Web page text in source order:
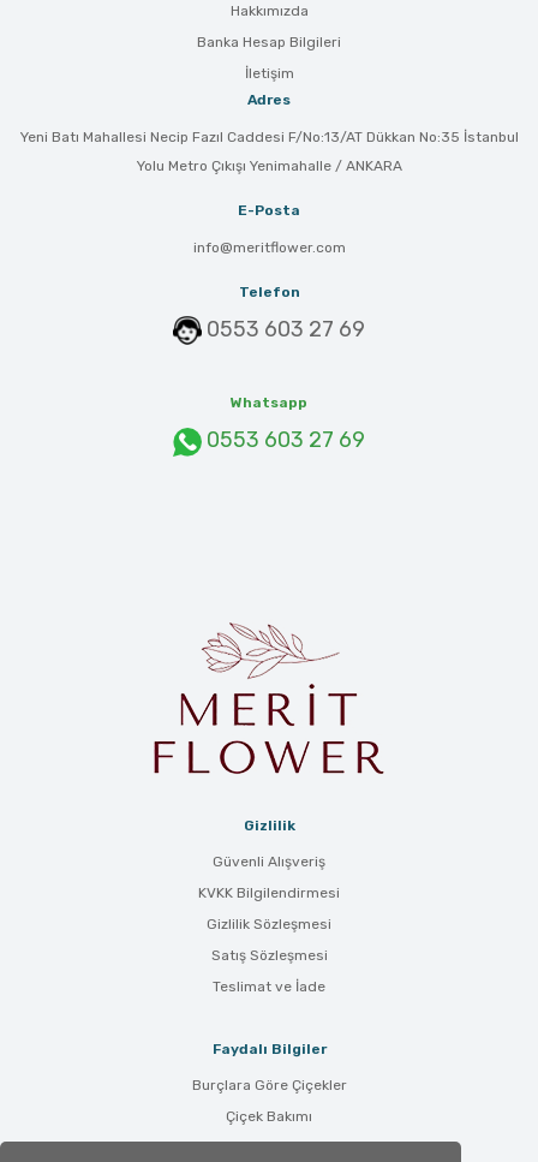
Hakkımızda
Banka Hesap Bilgileri
İletişim
Adres
Yeni Batı Mahallesi Necip Fazıl Caddesi F/No:13/AT Dükkan No:35 İstanbul
Yolu Metro Çıkışı Yenimahalle / ANKARA
E-Posta
info@meritflower.com
Telefon
0553 603 27 69
Whatsapp
0553 603 27 69
Gizlilik
Güvenli Alışveriş
KVKK Bilgilendirmesi
Gizlilik Sözleşmesi
Satış Sözleşmesi
Teslimat ve İade
Faydalı Bilgiler
Burçlara Göre Çiçekler
Çiçek Bakımı
Çiçek Anlamları